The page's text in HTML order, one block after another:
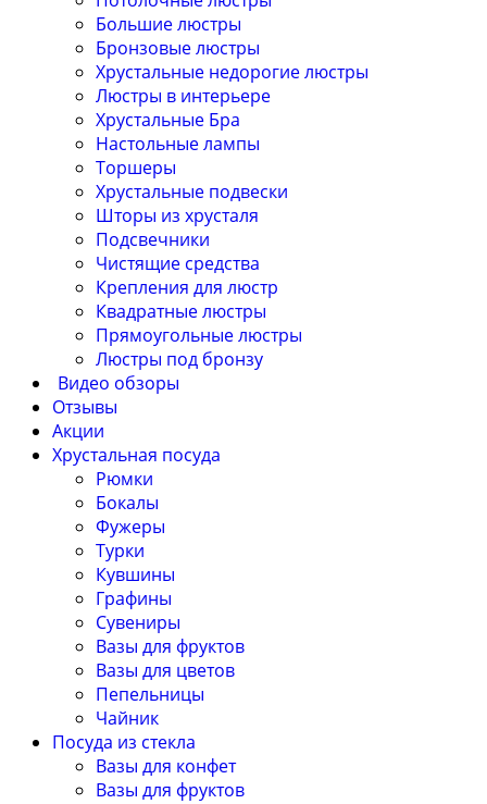
Большие люстры
Бронзовые люстры
Хрустальные недорогие люстры
Люстры в интерьере
Хрустальные Бра
Настольные лампы
Торшеры
Хрустальные подвески
Шторы из хрусталя
Подсвечники
Чистящие средства
Крепления для люстр
Квадратные люстры
Прямоугольные люстры
Люстры под бронзу
Видео обзоры
Отзывы
Акции
Хрустальная посуда
Рюмки
Бокалы
Фужеры
Турки
Кувшины
Графины
Сувениры
Вазы для фруктов
Вазы для цветов
Пепельницы
Чайник
Посуда из стекла
Вазы для конфет
Вазы для фруктов